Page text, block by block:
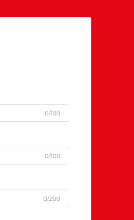
0/100
0/100
0/200